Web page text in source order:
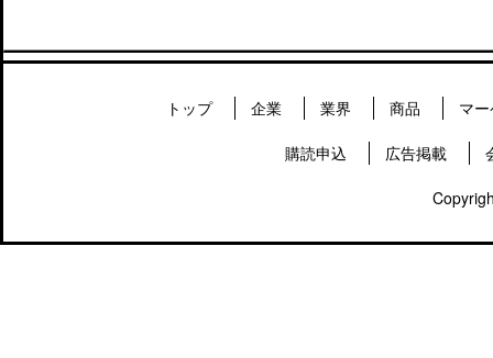
トップ 企業 業界 商品 マ
購読申込 広告掲載